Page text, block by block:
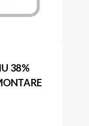
38%